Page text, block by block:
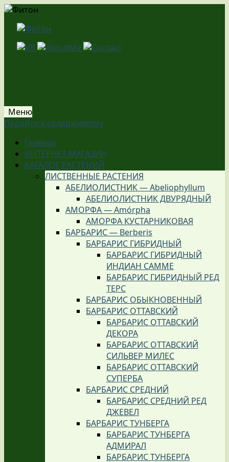
Меню
Перейти к содержимому
Главная
ИНТЕРНЕТ-МАГАЗИН
КАТАЛОГ РАСТЕНИЙ
ЛИСТВЕННЫЕ РАСТЕНИЯ
АБЕЛИОЛИСТНИК — Abeliophyllum
АБЕЛИОЛИСТНИК ДВУРЯДНЫЙ
АМОРФА — Amórpha
АМОРФА КУСТАРНИКОВАЯ
БАРБАРИС — Berberis
БАРБАРИС ГИБРИДНЫЙ
БАРБАРИС ГИБРИДНЫЙ
ИНДИАН САММЕ
БАРБАРИС ГИБРИДНЫЙ РЕД
ТЕРС
БАРБАРИС ОБЫКНОВЕННЫЙ
БАРБАРИС ОТТАВСКИЙ
БАРБАРИС ОТТАВСКИЙ
ДЕКОРА
БАРБАРИС ОТТАВСКИЙ
СИЛЬВЕР МИЛЕС
БАРБАРИС ОТТАВСКИЙ
СУПЕРБА
БАРБАРИС СРЕДНИЙ
БАРБАРИС СРЕДНИЙ РЕД
ДЖЕВЕЛ
БАРБАРИС ТУНБЕРГА
БАРБАРИС ТУНБЕРГА
АДМИРАЛ
БАРБАРИС ТУНБЕРГА